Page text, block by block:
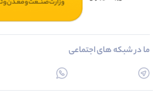
ما در شبکه های اجتماعی